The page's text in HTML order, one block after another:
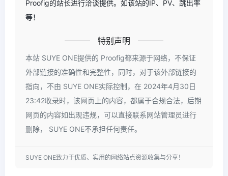
Proofig的站长进行洽谈提供。如该站的IP、PV、跳出率
等！
特别声明
本站 SUYE ONE提供的 Proofig都来源于网络，不保证
外部链接的准确性和完整性，同时，对于该外部链接的
指向，不由 SUYE ONE实际控制，在 2024年4月30日
23:42收录时，该网页上的内容，都属于合规合法，后期
网页的内容如出现违规，可以直接联系网站管理员进行
删除， SUYE ONE不承担任何责任。
SUYE ONE致力于优质、实用的网络站点资源收集与分享！